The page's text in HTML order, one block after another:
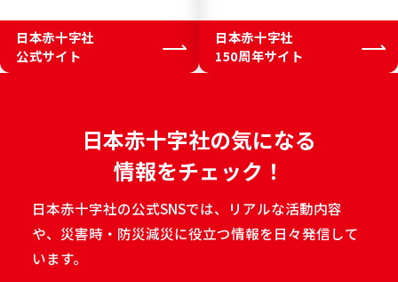
日本赤十字社
公式サイト
日本赤十字社
150周年サイト
日本赤十字社の気になる
情報をチェック！
日本赤十字社の公式SNSでは、リアルな活動内容
や、災害時・防災減災に役立つ情報を日々発信して
います。